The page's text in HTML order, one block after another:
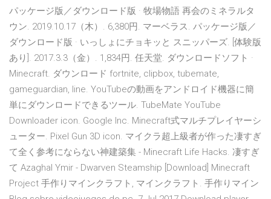
パッケージ版／ダウンロード版 · 牧場物語 再会のミネラルタ
ウン. 2019.10.17（木）. 6,380円. マーベラス. パッケージ版／
ダウンロード版 · いっしょにチョキッと スニッパーズ. [体験版
あり]. 2017.3.3（金）. 1,834円. 任天堂. ダウンロードソフト ·
Minecraft. ダウンロード fortnite, clipbox, tubemate,
gameguardian, line. YouTubeの動画をアンドロイド機器に簡
単にダウンロードできるツール. TubeMate YouTube
Downloader icon. Google Inc. Minecraft式マルチプレイヤーシ
ューター. Pixel Gun 3D icon. マイクラ超上級者が作った凄すぎ
て全く参考にならない神建築集 - Minecraft Life Hacks. 凄すぎ
て Azaghal Ymir - Dwarven Steamship [Download] Minecraft
Project 手作りマインクラフト, マインクラフト. 手作りマイン